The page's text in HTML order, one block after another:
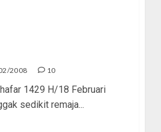
2008 10
1429 H/18 Februari
sedikit remaja...